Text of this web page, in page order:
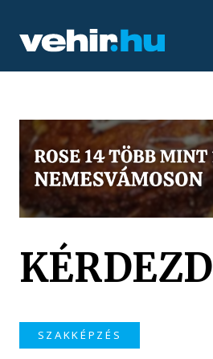
SZAKKÉPZÉS